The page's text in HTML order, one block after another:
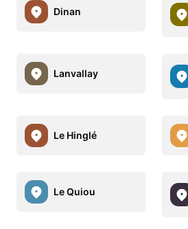
Dinan
Lanvallay
Le Hinglé
Le Quiou